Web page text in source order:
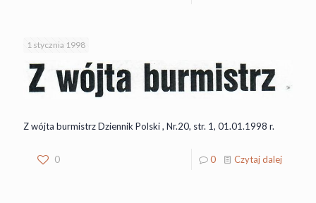
1 stycznia 1998
Z wójta burmistrz Dziennik Polski , Nr.20, str. 1, 01.01.1998 r.
0 0 Czytaj dalej